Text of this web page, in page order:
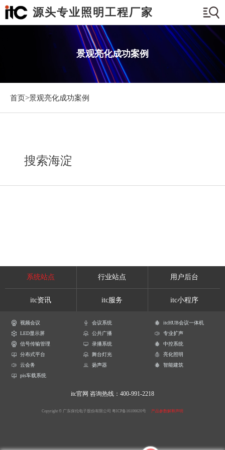
源头专业照明工程厂家
景观亮化成功案例
首页>景观亮化成功案例
搜索海淀
系统站点 行业站点 用户后台
itc资讯 itc服务 itc小程序
视频会议 会议系统
itcHUB会议一体机
LED显示屏
公共广播
专业扩声
信号传输管理
录播系统
中控系统
分布式平台
舞台灯光
亮化照明
云会务
扬声器
智能建筑
pis车载系统
itc官网 咨询热线：400-991-2218
Copyright © 广东保伦电子股份有限公司 粤ICP备16106620号 产品参数解释声明